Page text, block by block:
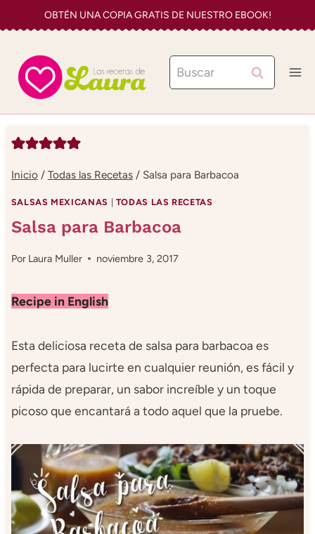
al
contenido
OBTÉN UNA COPIA GRATIS DE NUESTRO EBOOK!
Buscar:
Inicio / Todas las Recetas / Salsa para Barbacoa
SALSAS MEXICANAS TODAS LAS RECETAS
Salsa para Barbacoa
Por Laura Muller noviembre 3, 2017
Recipe in English​​​​​​​​​​​​​​
Esta deliciosa receta de salsa para barbacoa es
perfecta para lucirte en cualquier reunión, es fácil y
rápida de preparar, un sabor increíble y un toque
picoso que encantará a todo aquel que la pruebe.